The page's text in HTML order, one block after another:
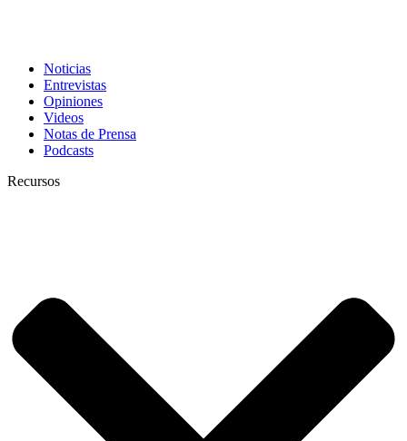
Noticias
Entrevistas
Opiniones
Videos
Notas de Prensa
Podcasts
Recursos